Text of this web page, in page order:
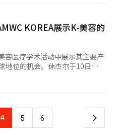
如何选择专家群体以及能否排
但以地方为基础的国会议员是否
经人工智能（AI）系统翻译与
略竞争目标。” 《环球时
单反过来暴露了美国对中国技术
国技术发展的默许，显示出美
不断扩大
业的施压策略未能达到预期效
争对手施加压力，但从长远来
。” 社评最后表
，而是在干扰正常的国际商业
和外部封锁的成就，以及在新质
入与中国军方相关的企业名单。
种将全球肥胖治疗药物市场颠
。目前，许多肥胖和糖尿病治
果显著，但患者需要定期自我注
特技术，能够抵御胃酸和消化
“用药物替代注射”的难题。如
性，全球市场的关注度也将随
（AI）设计新药候选物的公
反复实验来寻找候选物，面
公司通过计算机模拟，首先预
”。这被认为有可能大幅降低新
“无动物实验的新药开发”，
KOREA展示K-美容的
容医疗学术活动中展示其主要产
地位的机会。休杰尔于10日宣
南的格兰德洲际酒店举行的全
杰尔将设立独立展位，展示包括
核心产品。在19日的午餐研讨
院院长金世珍和来自江南的皮尔
4 5 6 下